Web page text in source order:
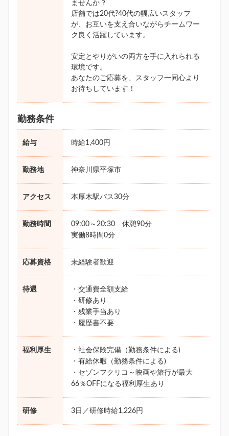
ませんか？
店舗では20代?40代の幅広いスタッフ
が、お互いを支え合いながらチームワー
ク良く活躍しています。
安定とやりがいの両方を手に入れられる
環境です。
あなたのご応募を、スタッフ一同心より
お待ちしています！
勤務条件
給与 時給1,400円
勤務地 神奈川県平塚市
アクセス 本厚木駅バス30分
勤務時間
09:00～20:30 休憩90分
実働8時間0分
応募資格 未経験者歓迎
待遇
・交通費全額支給
・研修あり
・残業手当あり
・履歴書不要
福利厚生
・社会保険完備（勤務条件による)
・有給休暇（勤務条件による)
・セゾンフクリコ～映画や旅行が最大
66％OFFになる福利厚生あり
研修 3日／研修時給1,226円